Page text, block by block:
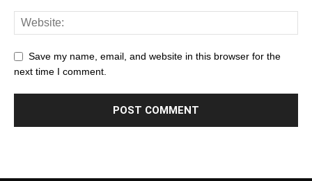
Save my name, email, and website in this browser for the
next time I comment.